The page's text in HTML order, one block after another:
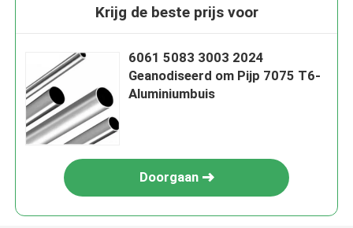
Krijg de beste prijs voor
6061 5083 3003 2024
Geanodiseerd om Pijp 7075 T6-
Aluminiumbuis
Doorgaan